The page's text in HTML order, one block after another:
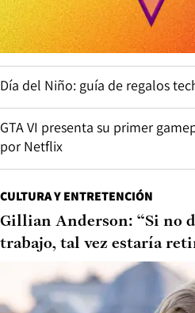
Día del Niño: guía de regalos
GTA VI presenta su primer
por Netflix
CULTURA Y ENTRETENCIÓN
Gillian Anderson: “Si no
trabajo, tal vez estaría